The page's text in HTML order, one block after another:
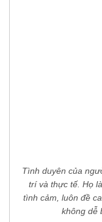
Tình duyên của
trí và thực tế. Họ
tình cảm, luôn đề
không dễ